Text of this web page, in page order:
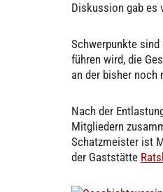
Diskussion gab es
Schwerpunkte sind
führen wird, die
an der bisher noch
Nach der
Mitgliedern
Schatzmeister ist
der Gaststätte